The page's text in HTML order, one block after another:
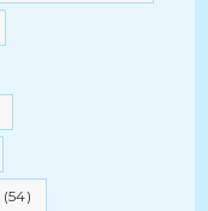
(54)